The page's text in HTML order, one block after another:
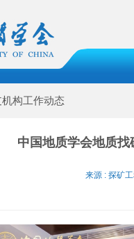
构工作动态
中国地质学会地质
来源 : 探矿